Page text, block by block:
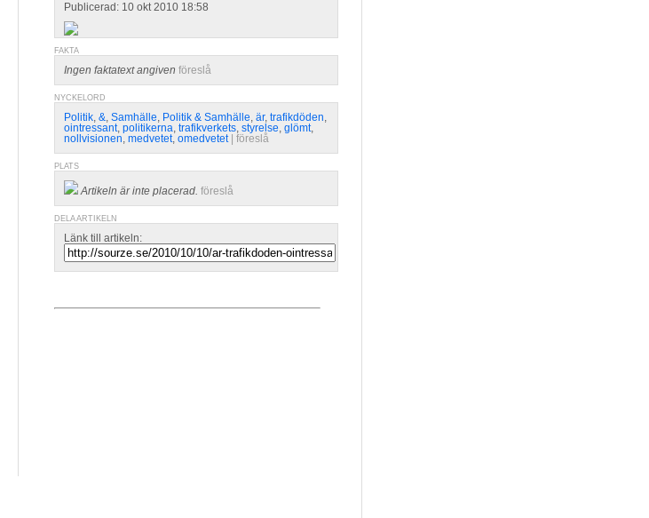
Publicerad: 10 okt 2010 18:58
FAKTA
Ingen faktatext angiven föreslå
NYCKELORD
Politik, &, Samhälle, Politik & Samhälle, är, trafikdöden,
ointressant, politikerna, trafikverkets, styrelse, glömt,
nollvisionen, medvetet, omedvetet föreslå
PLATS
Artikeln är inte placerad. föreslå
DELA ARTIKELN
Länk till artikeln: